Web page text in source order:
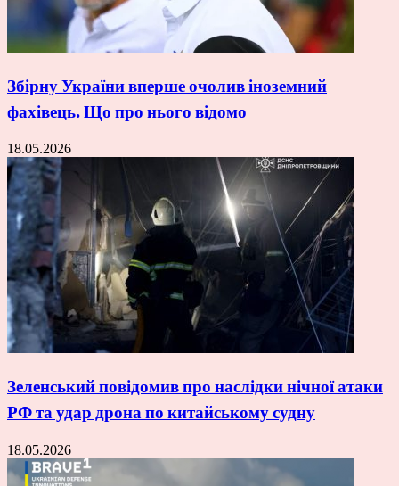
Збірну України вперше очолив іноземний
фахівець. Що про нього відомо
18.05.2026
Зеленський повідомив про наслідки нічної атаки
РФ та удар дрона по китайському судну
18.05.2026